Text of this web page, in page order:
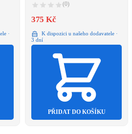
·
(0)
375 Kč
K dispozici u našeho dodavatele ·
3 dní
PŘIDAT DO KOŠÍKU